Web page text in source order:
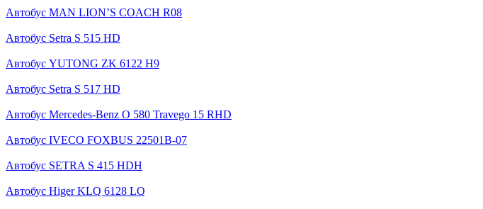
Автобус MAN LION’S COACH R08
Автобус Setra S 515 HD
Автобус YUTONG ZK 6122 H9
Автобус Setra S 517 HD
Автобус Mercedes-Benz O 580 Travego 15 RHD
Автобус IVECO FOXBUS 22501В-07
Автобус SETRA S 415 HDH
Автобус Higer KLQ 6128 LQ